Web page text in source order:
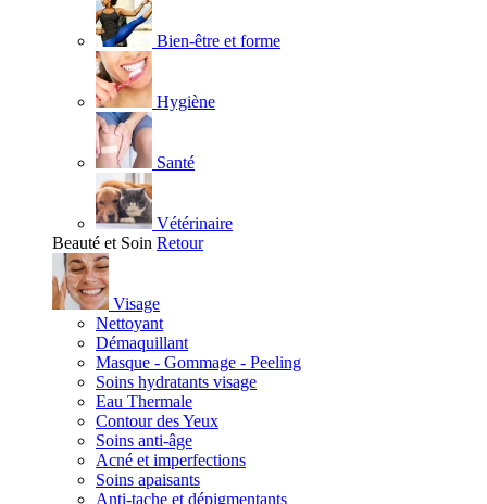
Bien-être et forme
Hygiène
Santé
Vétérinaire
Beauté et Soin Retour
Visage
Nettoyant
Démaquillant
Masque - Gommage - Peeling
Soins hydratants visage
Eau Thermale
Contour des Yeux
Soins anti-âge
Acné et imperfections
Soins apaisants
Anti-tache et dépigmentants